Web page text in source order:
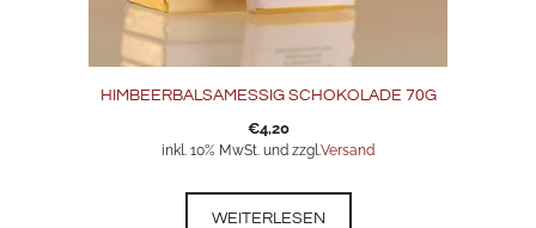
HIMBEERBALSAMESSIG SCHOKOLADE 70G
€4,20
inkl. 10% MwSt. und zzgl. Versand
WEITERLESEN